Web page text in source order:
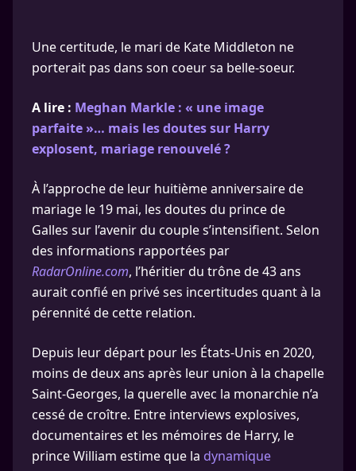
Une certitude, le mari de Kate Middleton ne
porterait pas dans son coeur sa belle-soeur.
A lire : Meghan Markle : « une image
parfaite »… mais les doutes sur Harry
explosent, mariage renouvelé ?
À l’approche de leur huitième anniversaire de
mariage le 19 mai, les doutes du prince de
Galles sur l’avenir du couple s’intensifient. Selon
des informations rapportées par
RadarOnline.com, l’héritier du trône de 43 ans
aurait confié en privé ses incertitudes quant à la
pérennité de cette relation.
Depuis leur départ pour les États-Unis en 2020,
moins de deux ans après leur union à la chapelle
Saint-Georges, la querelle avec la monarchie n’a
cessé de croître. Entre interviews explosives,
documentaires et les mémoires de Harry, le
prince William estime que la dynamique